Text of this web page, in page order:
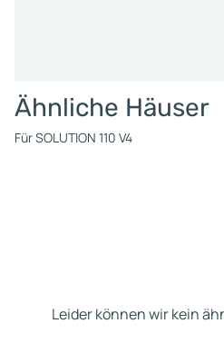
Ähnliche Häuser
Für SOLUTION 110 V4
Leider können wir kein